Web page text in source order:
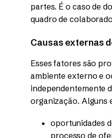
partes. É o caso de
quadro de
Causas externas
Esses fatores são
ambiente externo e
independentemente
organização. Alguns
oportunidades
processo de